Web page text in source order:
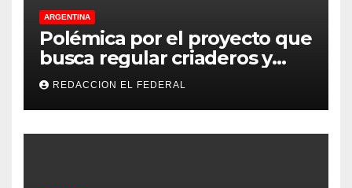
ARGENTINA
Polémica por el proyecto que
busca regular criaderos y
refugios de perros y gatos:
denuncian excesos, mientras
proteccionistas reclaman
controles más duros
REDACCION EL FEDERAL